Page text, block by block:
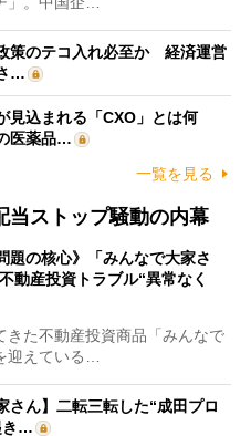
策のテコ入れ必至か 経済運営
…
見込まれる「CXO」とは何
医薬品…
一覧を見る
当ストップ騒動の内幕
題の核心》「みんなで大家さ
動産投資トラブル“異常なく
た不動産投資商品「みんなで
迎えている…
さん】二転三転した“成田プロ
き…